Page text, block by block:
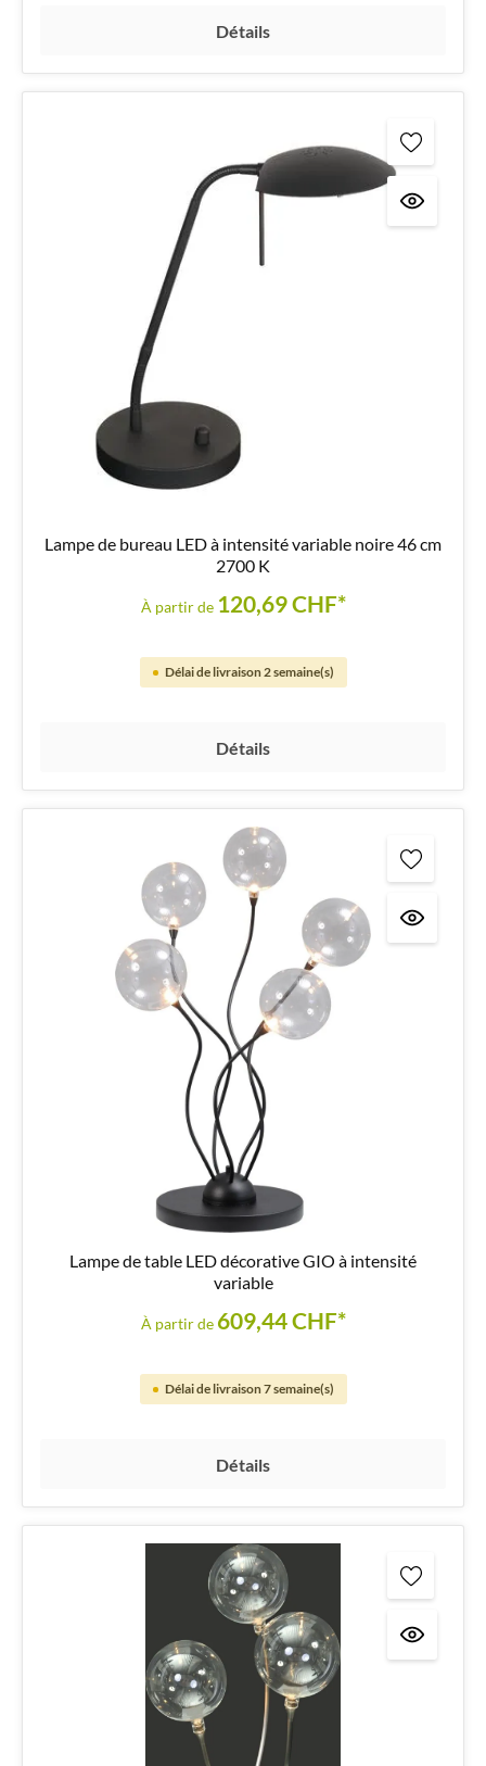
Détails
Lampe de bureau LED à intensité variable noire 46 cm
2700 K
À partir de 120,69 CHF*
Délai de livraison 2 semaine(s)
Détails
Lampe de table LED décorative GIO à intensité
variable
À partir de 609,44 CHF*
Délai de livraison 7 semaine(s)
Détails